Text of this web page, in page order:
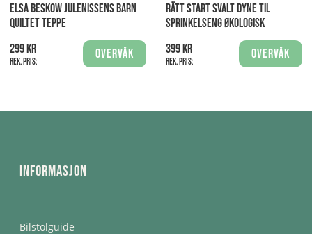
ELSA BESKOW JULENISSENS BARN
QUILTET TEPPE
299 kr
Rek. pris:
Overvåk
RÄTT START SVALT DYNE TIL
SPRINKELSENG ØKOLOGISK
399 kr
Rek. pris:
Overvåk
Informasjon
Bilstolguide